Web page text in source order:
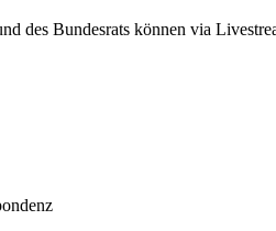
des Bundesrats können via